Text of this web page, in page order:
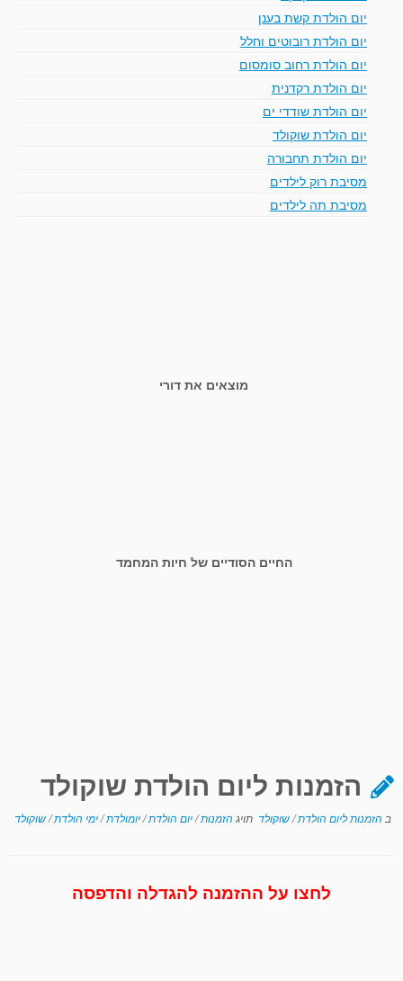
יום הולדת קשת בענן
יום הולדת רובוטים וחלל
יום הולדת רחוב סומסום
יום הולדת רקדנית
יום הולדת שודדי ים
יום הולדת שוקולד
יום הולדת תחבורה
מסיבת רוק לילדים
מסיבת תה לילדים
מוצאים את דורי
החיים הסודיים של חיות המחמד
הזמנות ליום הולדת שוקולד
ב הזמנות ליום הולדת/שוקולד תויג הזמנות/יום הולדת/יומולדת/ימי הולדת/שוקולד
לחצו על ההזמנה להגדלה והדפסה